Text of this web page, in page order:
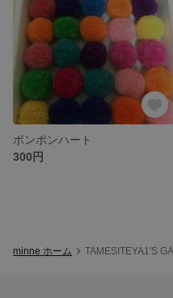
ポンポンハート
300円
minne ホーム TAMESITEYA1'S